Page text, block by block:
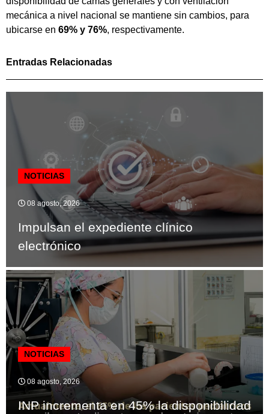
mecánica a nivel nacional se mantiene sin cambios, para
ubicarse en 69% y 76%, respectivamente.
Entradas Relacionadas
NOTICIAS
08 agosto, 2026
Impulsan el expediente clínico
electrónico
NOTICIAS
08 agosto, 2026
INP incrementa en 45% la disponibilidad